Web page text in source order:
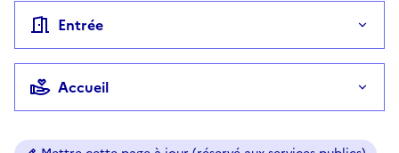
Entrée
Accueil